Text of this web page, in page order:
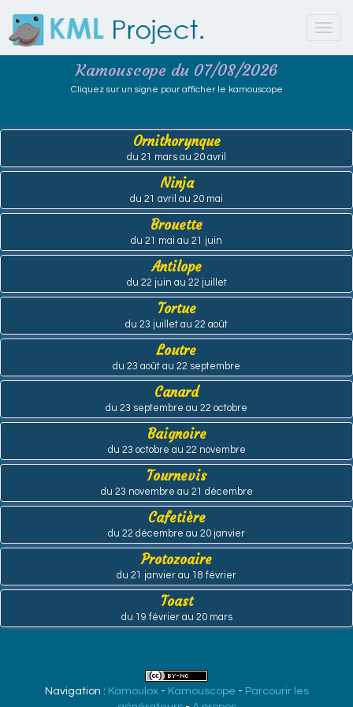
Kamouscope du 07/08/2026
Cliquez sur un signe pour afficher le kamouscope
Ornithorynque
du 21 mars au 20 avril
Ninja
du 21 avril au 20 mai
Brouette
du 21 mai au 21 juin
Antilope
du 22 juin au 22 juillet
Tortue
du 23 juillet au 22 août
Loutre
du 23 août au 22 septembre
Canard
du 23 septembre au 22 octobre
Baignoire
du 23 octobre au 22 novembre
Tournevis
du 23 novembre au 21 décembre
Cafetière
du 22 décembre au 20 janvier
Protozoaire
du 21 janvier au 18 février
Toast
du 19 février au 20 mars
Navigation : Kamoulox- Kamouscope - Parcourir les